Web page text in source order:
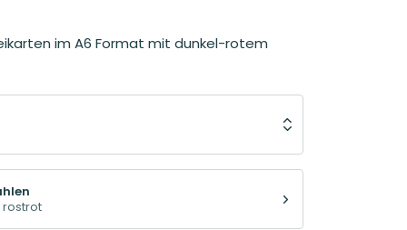
im A6 Format mit dunkel-rotem
rostrot